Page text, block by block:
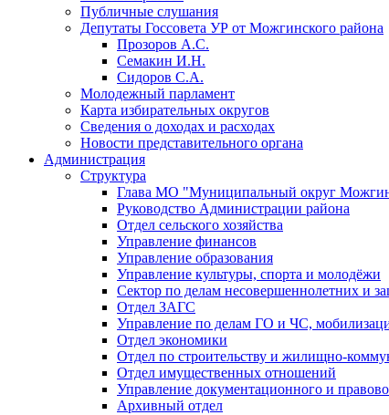
Публичные слушания
Депутаты Госсовета УР от Можгинского района
Прозоров А.С.
Семакин И.Н.
Сидоров С.А.
Молодежный парламент
Карта избирательных округов
Сведения о доходах и расходах
Новости представительного органа
Администрация
Структура
Глава МО "Муниципальный округ
Руководство Администрации района
Отдел сельского хозяйства
Управление финансов
Управление образования
Управление культуры, спорта и молодёжи
Сектор по делам несовершеннолетних и
Отдел ЗАГС
Управление по делам ГО и ЧС,
Отдел экономики
Отдел по строительству и жилищно-
Отдел имущественных отношений
Управление документационного и
Архивный отдел